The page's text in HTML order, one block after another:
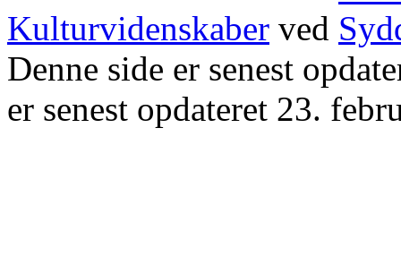
Kulturvidenskaber ved
Denne side er senest
er senest opdateret 23.